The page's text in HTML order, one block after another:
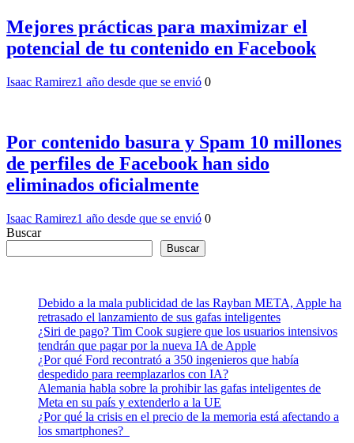
Mejores prácticas para maximizar el
potencial de tu contenido en Facebook
Isaac Ramirez1 año desde que se envió 0
Por contenido basura y Spam 10 millones
de perfiles de Facebook han sido
eliminados oficialmente
Isaac Ramirez1 año desde que se envió 0
Buscar
Buscar
Debido a la mala publicidad de las Rayban META, Apple ha
retrasado el lanzamiento de sus gafas inteligentes
¿Siri de pago? Tim Cook sugiere que los usuarios intensivos
tendrán que pagar por la nueva IA de Apple
¿Por qué Ford recontrató a 350 ingenieros que había
despedido para reemplazarlos con IA?
Alemania habla sobre la prohibir las gafas inteligentes de
Meta en su país y extenderlo a la UE
¿Por qué la crisis en el precio de la memoria está afectando a
los smartphones?